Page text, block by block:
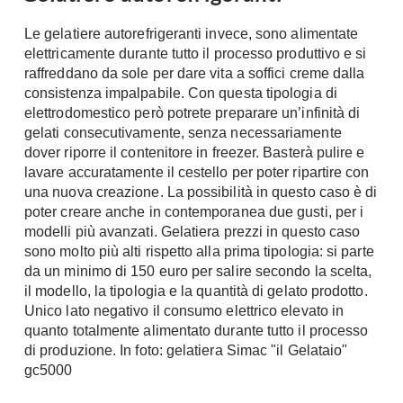
Materassi
Lattice
Memory Foam
Reti Letto
Cuscini
Consigli materassi
Bagno
Arredo Bagno
Sanitari
Cabine Doccia
Idromassaggio
Accessori Bagno
Scale Interni
Ringhiere
Rivestimenti
Ceramica
Cotto
Resina
Parquet
Gres
Laminato
Moquette
Carta da parati
Pavimenti esterni
Le gelatiere autorefrigeranti invece, sono alimentate
elettricamente durante tutto il processo produttivo e si
raffreddano da sole per dare vita a soffici creme dalla
consistenza impalpabile. Con questa tipologia di
elettrodomestico però potrete preparare un’infinità di
gelati consecutivamente, senza necessariamente
dover riporre il contenitore in freezer. Basterà pulire e
lavare accuratamente il cestello per poter ripartire con
una nuova creazione. La possibilità in questo caso è di
poter creare anche in contemporanea due gusti, per i
modelli più avanzati. Gelatiera prezzi in questo caso
sono molto più alti rispetto alla prima tipologia: si parte
da un minimo di 150 euro per salire secondo la scelta,
il modello, la tipologia e la quantità di gelato prodotto.
Unico lato negativo il consumo elettrico elevato in
quanto totalmente alimentato durante tutto il processo
di produzione. In foto: gelatiera Simac "il Gelataio"
gc5000